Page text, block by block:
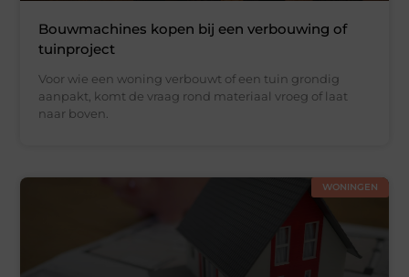
Bouwmachines kopen bij een verbouwing of
tuinproject
Voor wie een woning verbouwt of een tuin grondig
aanpakt, komt de vraag rond materiaal vroeg of laat
naar boven.
WONINGEN